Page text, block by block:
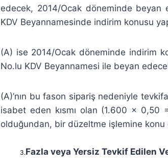
edecek, 2014/Ocak döneminde
KDV Beyannamesinde indirim konusu
(A) ise 2014/Ocak döneminde indirim
No.lu KDV Beyannamesi ile beyan
(A)’nın bu fason sipariş nedeniyle
isabet eden kısmı olan (1.600 x 0,50
olduğundan, bir düzeltme işlemine konu
3.Fazla veya Yersiz Tevkif Edilen